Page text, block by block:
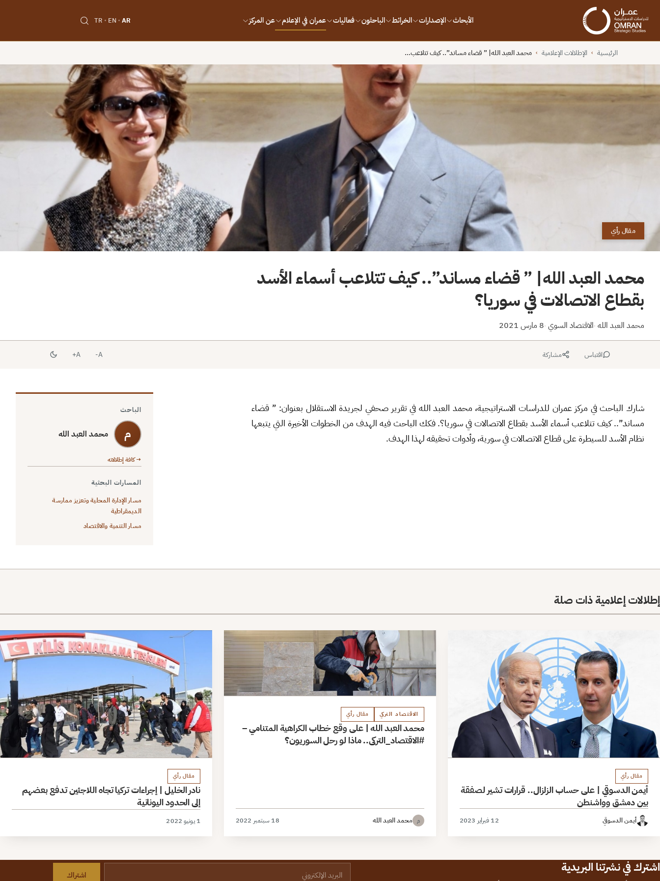
الأبحاث الإصدارات الخرائط الباحثون فعاليات عمران في الإعلام عن المركز AR
EN
TR
الرئيسية › الإطلالات الإعلامية › محمد العبد الله| ” قضاء مساند”.. كيف تتلاعب…
مقال رأي
محمد العبد الله| ” قضاء مساند”.. كيف تتلاعب أسماء الأسد
بقطاع الاتصالات في سوريا؟
محمد العبد الله ·الاقتصاد السوي ·8 مارس 2021
اقتباس مشاركة A-
A+
شارك الباحث في مركز عمران للدراسات الاستراتيجية، محمد العبد الله في تقرير صحفي لجريدة الاستقلال بعنوان: ” قضاء
مساند”.. كيف تتلاعب أسماء الأسد بقطاع الاتصالات في سوريا؟. فكك الباحث فيه الهدف من الخطوات الأخيرة التي يتبعها
نظام الأسد للسيطرة على قطاع الاتصالات في سورية، وأدوات تحقيقه لهذا الهدف.
الباحث
م محمد العبد الله
→ كافة إطلالاته
المسارات البحثية
مسار الإدارة المحلية وتعزيز ممارسة
الديمقراطية
مسار التنمية والاقتصاد
إطلالات إعلامية ذات صلة
مقال رأي
أيمن الدسوقي | على حساب الزلزال.. قرارات تشير لصفقة
بين دمشق وواشنطن
أيمن الدسوقي 12 فبراير 2023
الاقتصاد التركي مقال رأي
محمد العبد الله | على وقع خطاب الكراهية المتنامي –
#الاقتصاد_التركي.. ماذا لو رحل السوريون؟
م محمد العبد الله 18 سبتمبر 2022
مقال رأي
نادر الخليل | إجراءات تركيا تجاه اللاجئين تدفع بعضهم
إلى الحدود اليونانية
1 يونيو 2022
اشترك في نشرتنا البريدية اشتراك